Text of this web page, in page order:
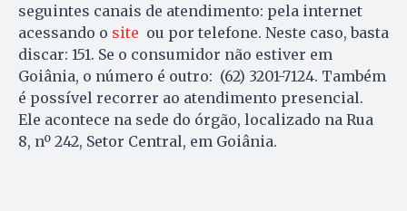
seguintes canais de atendimento: pela internet
acessando o site ou por telefone. Neste caso, basta
discar: 151. Se o consumidor não estiver em
Goiânia, o número é outro: (62) 3201-7124. Também
é possível recorrer ao atendimento presencial.
Ele acontece na sede do órgão, localizado na Rua
8, nº 242, Setor Central, em Goiânia.